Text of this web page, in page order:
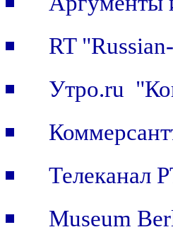
RT
Утро.ru
Телеканал
Museum